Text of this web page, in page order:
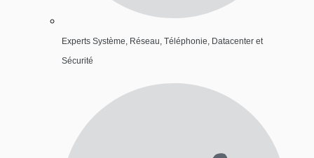
Experts Système, Réseau, Téléphonie, Datacenter et
Sécurité